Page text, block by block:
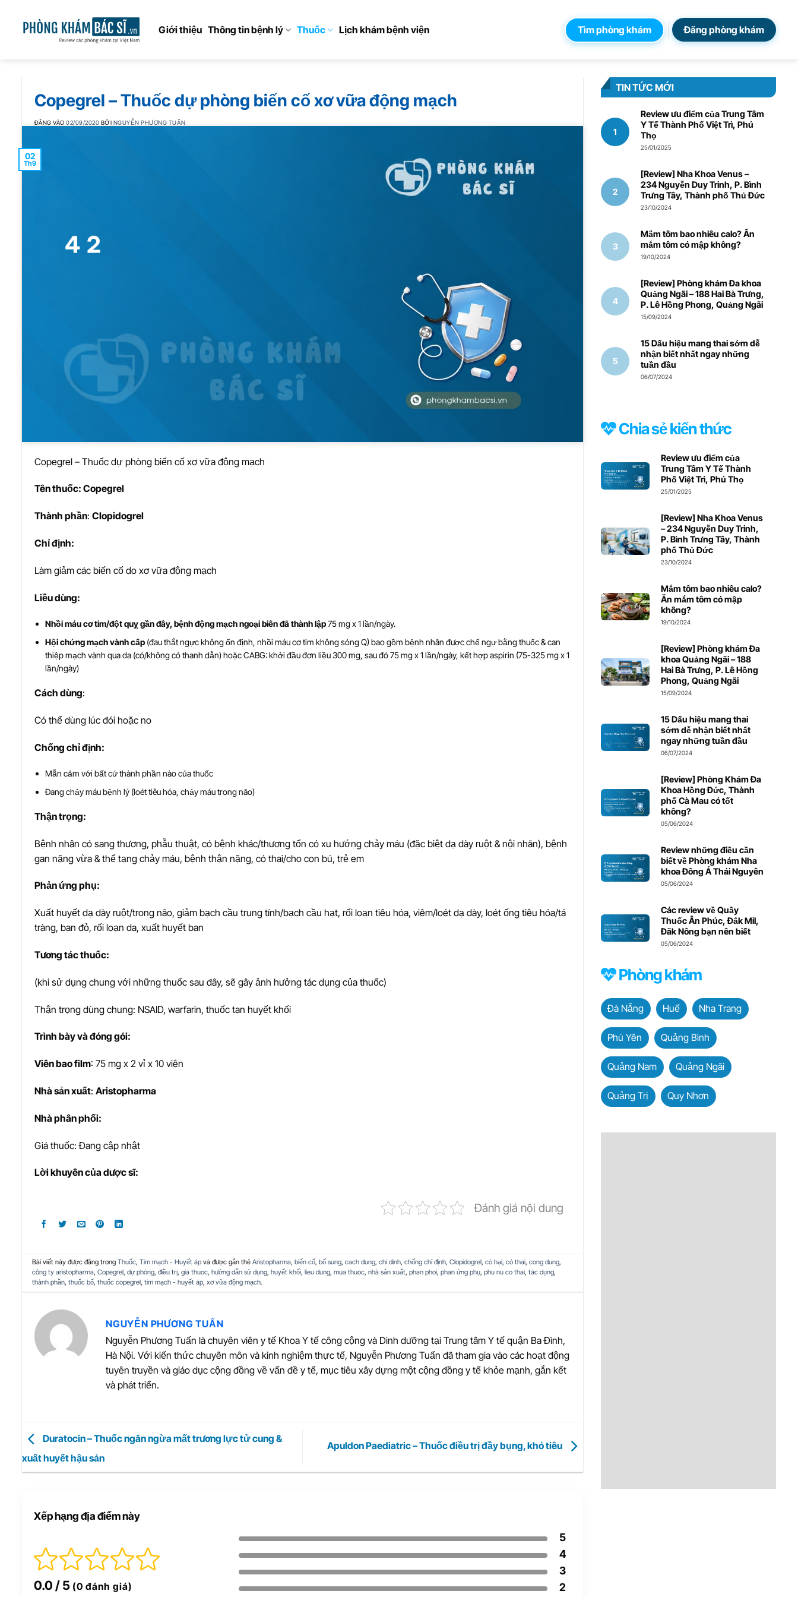
Giới thiệu Thông tin bệnh lý Thuốc Lịch khám bệnh viện Tìm phòng khám Đăng phòng khám
Copegrel – Thuốc dự phòng biến cố xơ vữa động mạch
ĐĂNG VÀO02/09/2020 BỞI NGUYỄN PHƯƠNG TUẤN
02
Th9
Copegrel – Thuốc dự phòng biến cố xơ vữa động mạch
Tên thuốc: Copegrel
Thành phần: Clopidogrel
Chỉđịnh:
Làm giảm các biến cố do xơ vữa động mạch
Liều dùng:
Nhồi máu cơ tim/đột quỵ gần đây, bệnh động mạch ngoại biên đã thành lập75 mg x 1 lần/ngày.
Hội chứng mạch vành cấp (đau thắt ngực không ổn định, nhồi máu cơ tim không sóng Q) bao gồm bệnh nhân được chế ngự bằng thuốc & can
thiệp mạch vành qua da (có/không có thanh dẫn) hoặc CABG: khởi đầu đơn liều 300 mg, sau đó 75 mg x 1 lần/ngày, kết hợp aspirin (75-325 mg x 1
lần/ngày)
Cách dùng:
Có thể dùng lúc đói hoặc no
Chống chỉđịnh:
Mẫn cảm với bất cứ thành phần nào của thuốc
Đang chảy máu bệnh lý (loét tiêu hóa, chảy máu trong não)
Thận trọng:
Bệnh nhân có sang thương, phẫu thuật, có bệnh khác/thương tổn có xu hướng chảy máu (đặc biệt dạ dày ruột & nội nhãn), bệnh
gan nặng vừa & thể tạng chảy máu, bệnh thận nặng, có thai/cho con bú, trẻ em
Phản ứng phụ:
Xuất huyết dạ dày ruột/trong não, giảm bạch cầu trung tính/bạch cầu hạt, rối loạn tiêu hóa, viêm/loét dạ dày, loét ống tiêu hóa/tá
tràng, ban đỏ, rối loạn da, xuất huyết ban
Tương tác thuốc:
(khi sử dụng chung với những thuốc sau đây, sẽ gây ảnh hưởng tác dụng của thuốc)
Thận trọng dùng chung: NSAID, warfarin, thuốc tan huyết khối
Trình bày và đóng gói:
Viên bao film: 75 mg x 2 vỉ x 10 viên
Nhà sản xuất: Aristopharma
Nhà phân phối:
Giá thuốc: Đang cập nhật
Lời khuyên của dược sĩ:
Đánh giá nội dung
Bài viết này được đăng trong Thuốc, Tim mạch - Huyết ápvà được gắn thẻ Aristopharma, biến cố, bổ sung, cach dung, chi dinh, chống chỉ định, Clopidogrel, có hại, có thai, cong dung,
công ty aristopharma, Copegrel, dự phòng, điều trị, gia thuoc, hướng dẫn sử dụng, huyết khối, lieu dung, mua thuoc, nhà sản xuất, phan phoi, phan ứng phụ, phu nu co thai, tác dụng,
thành phần, thuốc bổ, thuốc copegrel, tim mạch - huyết áp, xơ vữa động mạch.
NGUYỄN PHƯƠNG TUẤN
Nguyễn Phương Tuấn là chuyên viên y tế Khoa Y tế công cộng và Dinh dưỡng tại Trung tâm Y tế quận Ba Đình,
Hà Nội. Với kiến thức chuyên môn và kinh nghiệm thực tế, Nguyễn Phương Tuấn đã tham gia vào các hoạt động
tuyên truyền và giáo dục cộng đồng về vấn đề y tế, mục tiêu xây dựng một cộng đồng y tế khỏe mạnh, gắn kết
và phát triển.
Duratocin – Thuốc ngăn ngừa mất trương lực tử cung &
xuất huyết hậu sản
Apuldon Paediatric – Thuốc điều trị đầy bụng, khó tiêu
Xếp hạng địa điểm này
0.0 / 5 (0 đánh giá)
5
4
3
2
TIN TỨC MỚI
Review ưu điểm của Trung Tâm
Y Tế Thành Phố Việt Trì, Phú
Thọ
25/01/2025
[Review] Nha Khoa Venus –
234 Nguyễn Duy Trinh, P. Bình
Trưng Tây, Thành phố Thủ Đức
23/10/2024
Mắm tôm bao nhiêu calo? Ăn
mắm tôm có mập không?
19/10/2024
[Review] Phòng khám Đa khoa
Quảng Ngãi – 188 Hai Bà Trưng,
P. Lê Hồng Phong, Quảng Ngãi
15/09/2024
15 Dấu hiệu mang thai sớm dễ
nhận biết nhất ngay những
tuần đầu
06/07/2024
Chia sẻ kiến thức
Review ưu điểm của
Trung Tâm Y Tế Thành
Phố Việt Trì, Phú Thọ
25/01/2025
[Review] Nha Khoa Venus
– 234 Nguyễn Duy Trinh,
P. Bình Trưng Tây, Thành
phố Thủ Đức
23/10/2024
Mắm tôm bao nhiêu calo?
Ăn mắm tôm có mập
không?
19/10/2024
[Review] Phòng khám Đa
khoa Quảng Ngãi – 188
Hai Bà Trưng, P. Lê Hồng
Phong, Quảng Ngãi
15/09/2024
15 Dấu hiệu mang thai
sớm dễ nhận biết nhất
ngay những tuần đầu
06/07/2024
[Review] Phòng Khám Đa
Khoa Hồng Đức, Thành
phố Cà Mau có tốt
không?
05/06/2024
Review những điều cần
biết về Phòng khám Nha
khoa Đông Á Thái Nguyên
05/06/2024
Các review về Quầy
Thuốc Ân Phúc, Đắk Mil,
Đăk Nông bạn nên biết
05/06/2024
Phòng khám
Đà Nẵng Huế Nha Trang
Phú Yên Quảng Bình
Quảng Nam Quảng Ngãi
Quảng Trị Quy Nhơn